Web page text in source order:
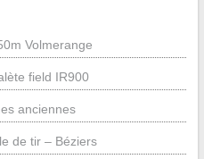
Volmerange
field IR900
anciennes
de tir – Béziers